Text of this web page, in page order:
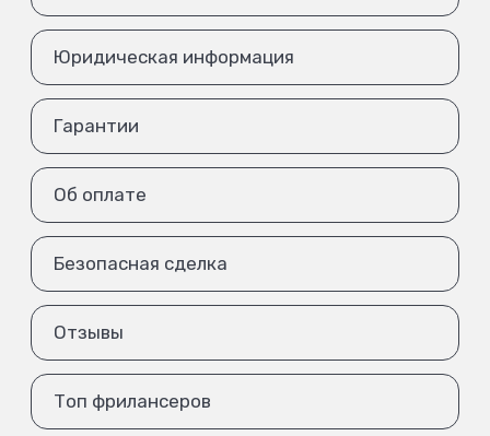
Юридическая информация
Гарантии
Об оплате
Безопасная сделка
Отзывы
Топ фрилансеров